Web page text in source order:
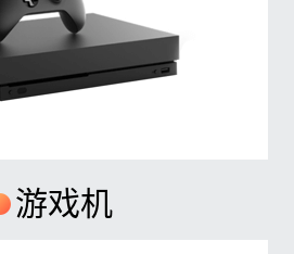
游戏机